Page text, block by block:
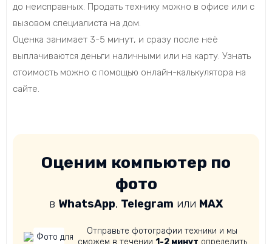
до неисправных. Продать технику можно в офисе или с
вызовом специалиста на дом.
Оценка занимает 3-5 минут, и сразу после неё
выплачиваются деньги наличными или на карту. Узнать
стоимость можно с помощью онлайн-калькулятора на
сайте.
Оценим компьютер по
фото
в WhatsApp, Telegram или MAX
Отправьте фотографии техники и мы
сможем в течении 1-2 минут определить